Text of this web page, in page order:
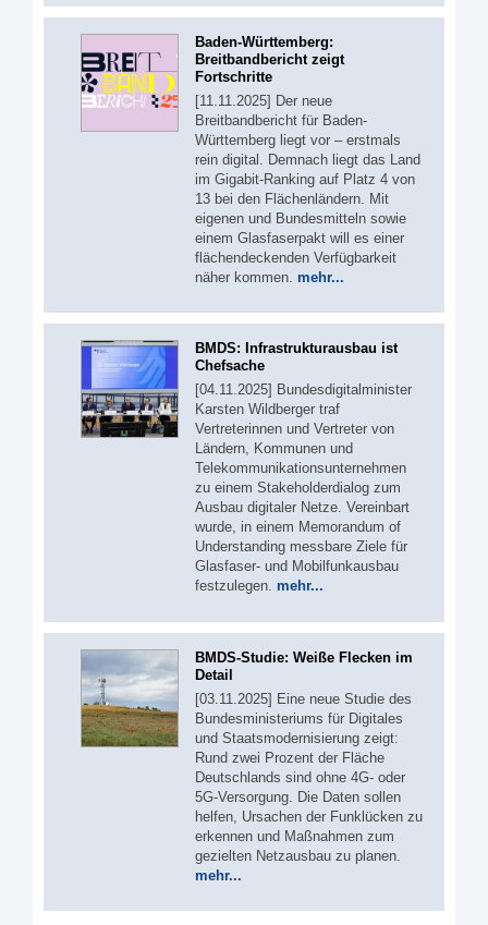
Baden-Württemberg:
Breitbandbericht zeigt
Fortschritte
[11.11.2025] Der neue
Breitbandbericht für Baden-
Württemberg liegt vor – erstmals
rein digital. Demnach liegt das Land
im Gigabit-Ranking auf Platz 4 von
13 bei den Flächenländern. Mit
eigenen und Bundesmitteln sowie
einem Glasfaserpakt will es einer
flächendeckenden Verfügbarkeit
näher kommen. mehr...
BMDS: Infrastrukturausbau ist
Chefsache
[04.11.2025] Bundesdigitalminister
Karsten Wildberger traf
Vertreterinnen und Vertreter von
Ländern, Kommunen und
Telekommunikationsunternehmen
zu einem Stakeholderdialog zum
Ausbau digitaler Netze. Vereinbart
wurde, in einem Memorandum of
Understanding messbare Ziele für
Glasfaser- und Mobilfunkausbau
festzulegen. mehr...
BMDS-Studie: Weiße Flecken im
Detail
[03.11.2025] Eine neue Studie des
Bundesministeriums für Digitales
und Staatsmodernisierung zeigt:
Rund zwei Prozent der Fläche
Deutschlands sind ohne 4G- oder
5G-Versorgung. Die Daten sollen
helfen, Ursachen der Funklücken zu
erkennen und Maßnahmen zum
gezielten Netzausbau zu planen.
mehr...